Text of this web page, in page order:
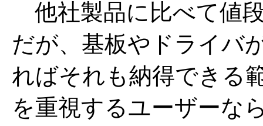
他社製品に比べて値
だが、基板やドライバ
ればそれも納得できる
を重視するユーザーな